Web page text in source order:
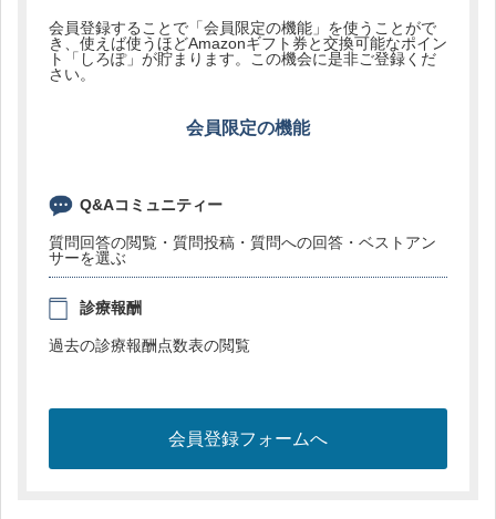
会員登録することで「会員限定の機能」を使うことがで
き、使えば使うほどAmazonギフト券と交換可能なポイン
ト「しろぽ」が貯まります。この機会に是非ご登録くだ
さい。
会員限定の機能
Q&Aコミュニティー
質問回答の閲覧・質問投稿・質問への回答・ベストアン
サーを選ぶ
診療報酬
過去の診療報酬点数表の閲覧
会員登録フォームへ